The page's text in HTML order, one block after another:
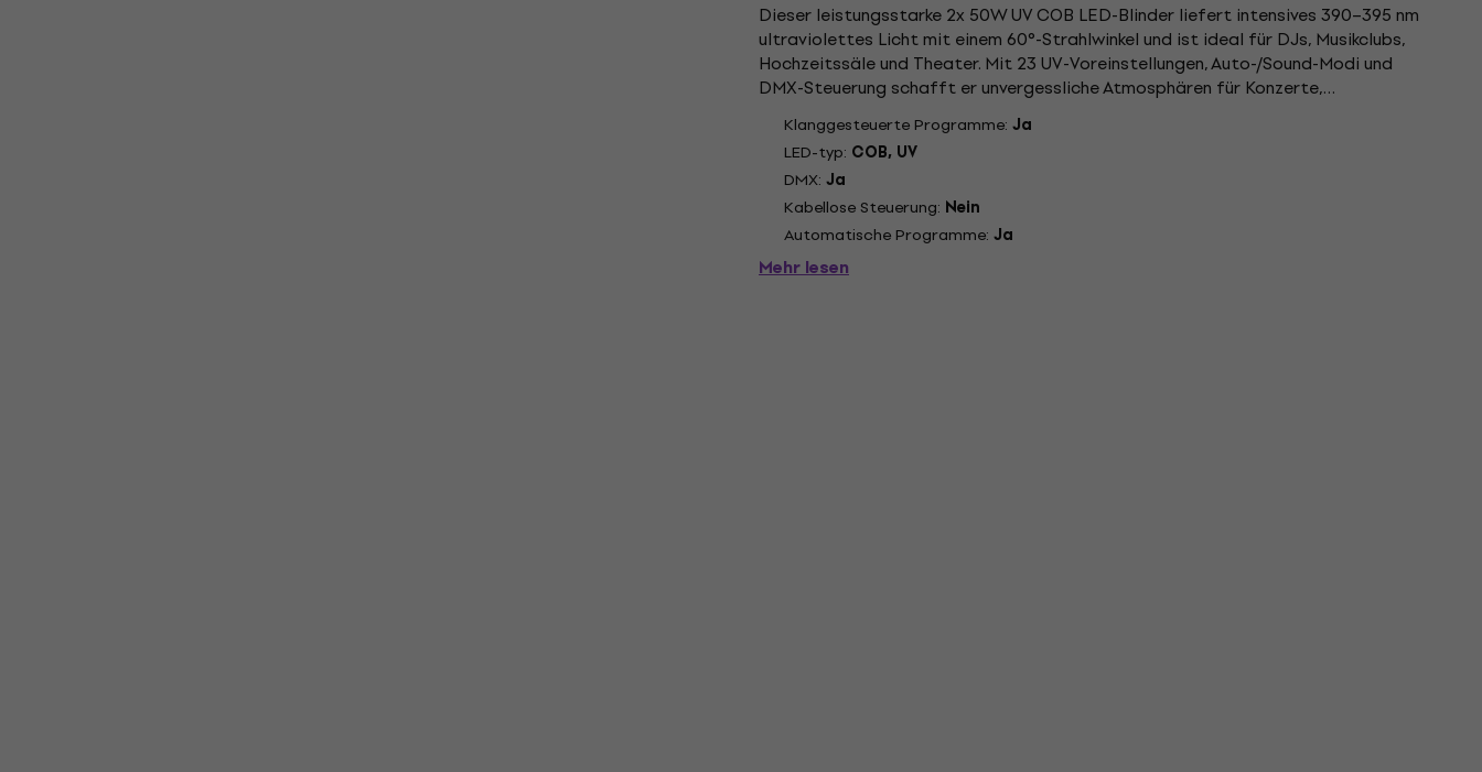
Dieser leistungsstarke 2x 50W UV COB LED-Blinder liefert intensives 390–395 nm
ultraviolettes Licht mit einem 60°-Strahlwinkel und ist ideal für DJs, Musikclubs,
Hochzeitssäle und Theater. Mit 23 UV-Voreinstellungen, Auto-/Sound-Modi und
DMX-Steuerung schafft er unvergessliche Atmosphären für Konzerte,
Firmenveranstaltungen und Mottopartys....
Klanggesteuerte Programme: Ja
LED-typ: COB, UV
DMX: Ja
Kabellose Steuerung: Nein
Automatische Programme: Ja
Mehr lesen